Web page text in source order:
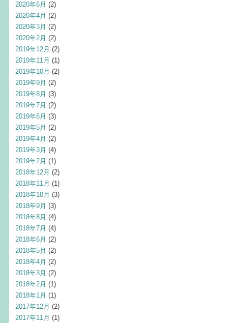
2020年6月 (2)
2020年4月 (2)
2020年3月 (2)
2020年2月 (2)
2019年12月 (2)
2019年11月 (1)
2019年10月 (2)
2019年9月 (2)
2019年8月 (3)
2019年7月 (2)
2019年6月 (3)
2019年5月 (2)
2019年4月 (2)
2019年3月 (4)
2019年2月 (1)
2018年12月 (2)
2018年11月 (1)
2018年10月 (3)
2018年9月 (3)
2018年8月 (4)
2018年7月 (4)
2018年6月 (2)
2018年5月 (2)
2018年4月 (2)
2018年3月 (2)
2018年2月 (1)
2018年1月 (1)
2017年12月 (2)
2017年11月 (1)